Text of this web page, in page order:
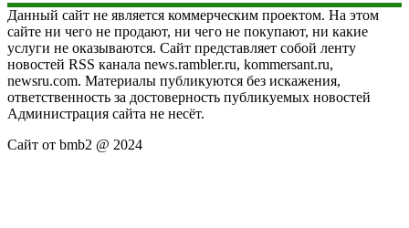
Данный сайт не является коммерческим проектом. На этом
сайте ни чего не продают, ни чего не покупают, ни какие
услуги не оказываются. Сайт представляет собой ленту
новостей RSS канала news.rambler.ru, kommersant.ru,
newsru.com. Материалы публикуются без искажения,
ответственность за достоверность публикуемых новостей
Администрация сайта не несёт.
Сайт от bmb2 @ 2024